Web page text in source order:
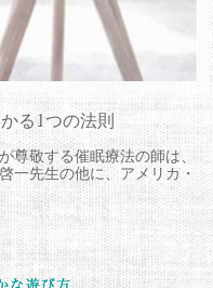
る1つの法則
尊敬する催眠療法の師は、
一先生の他に、アメリカ・